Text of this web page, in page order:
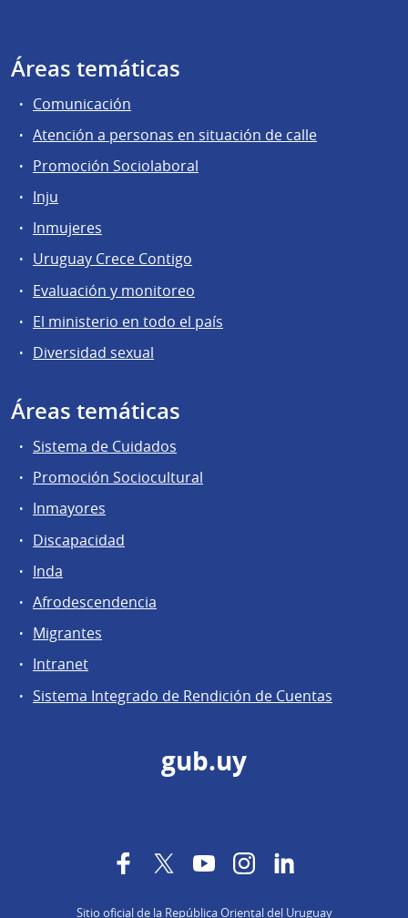
Áreas temáticas
Comunicación
Atención a personas en situación de calle
Promoción Sociolaboral
Inju
Inmujeres
Uruguay Crece Contigo
Evaluación y monitoreo
El ministerio en todo el país
Diversidad sexual
Áreas temáticas
Sistema de Cuidados
Promoción Sociocultural
Inmayores
Discapacidad
Inda
Afrodescendencia
Migrantes
Intranet
Sistema Integrado de Rendición de Cuentas
gub.uy
FacebookTwitterYouTubeInstagram
Sitio oficial de la República Oriental del Uruguay